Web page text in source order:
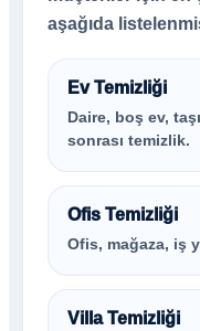
aşağıda
Ev Temizliği
Daire, boş ev,
sonrası temizlik.
Ofis Temizliği
Ofis, mağaza, iş
Villa Temizliği